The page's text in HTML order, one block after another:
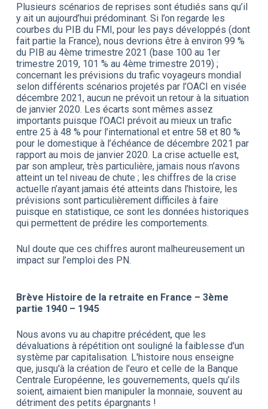
Plusieurs scénarios de reprises sont étudiés sans qu’il
y ait un aujourd’hui prédominant. Si l’on regarde les
courbes du PIB du FMI, pour les pays développés (dont
fait partie la France), nous devrions être à environ 99 %
du PIB au 4ème trimestre 2021 (base 100 au 1er
trimestre 2019, 101 % au 4ème trimestre 2019) ;
concernant les prévisions du trafic voyageurs mondial
selon différents scénarios projetés par l’OACI en visée
décembre 2021, aucun ne prévoit un retour à la situation
de janvier 2020. Les écarts sont mêmes assez
importants puisque l’OACI prévoit au mieux un trafic
entre 25 à 48 % pour l’international et entre 58 et 80 %
pour le domestique à l’échéance de décembre 2021 par
rapport au mois de janvier 2020. La crise actuelle est,
par son ampleur, très particulière, jamais nous n’avons
atteint un tel niveau de chute ; les chiffres de la crise
actuelle n’ayant jamais été atteints dans l’histoire, les
prévisions sont particulièrement difficiles à faire
puisque en statistique, ce sont les données historiques
qui permettent de prédire les comportements.
Nul doute que ces chiffres auront malheureusement un
impact sur l’emploi des PN.
Brève Histoire de la retraite en France – 3ème
partie 1940 – 1945
Nous avons vu au chapitre précédent, que les
dévaluations à répétition ont souligné la faiblesse d'un
système par capitalisation. L'histoire nous enseigne
que, jusqu'à la création de l'euro et celle de la Banque
Centrale Européenne, les gouvernements, quels qu’ils
soient, aimaient bien manipuler la monnaie, souvent au
détriment des petits épargnants !